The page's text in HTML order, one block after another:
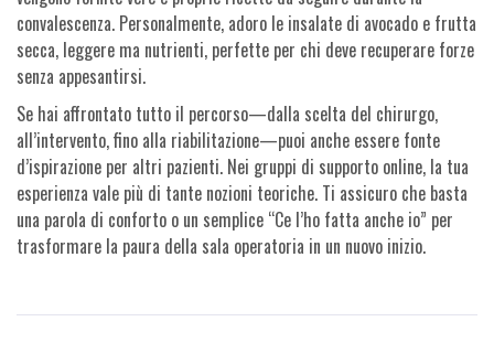
convalescenza. Personalmente, adoro le insalate di avocado e frutta
secca, leggere ma nutrienti, perfette per chi deve recuperare forze
senza appesantirsi.
Se hai affrontato tutto il percorso—dalla scelta del chirurgo,
all’intervento, fino alla riabilitazione—puoi anche essere fonte
d’ispirazione per altri pazienti. Nei gruppi di supporto online, la tua
esperienza vale più di tante nozioni teoriche. Ti assicuro che basta
una parola di conforto o un semplice “Ce l’ho fatta anche io” per
trasformare la paura della sala operatoria in un nuovo inizio.